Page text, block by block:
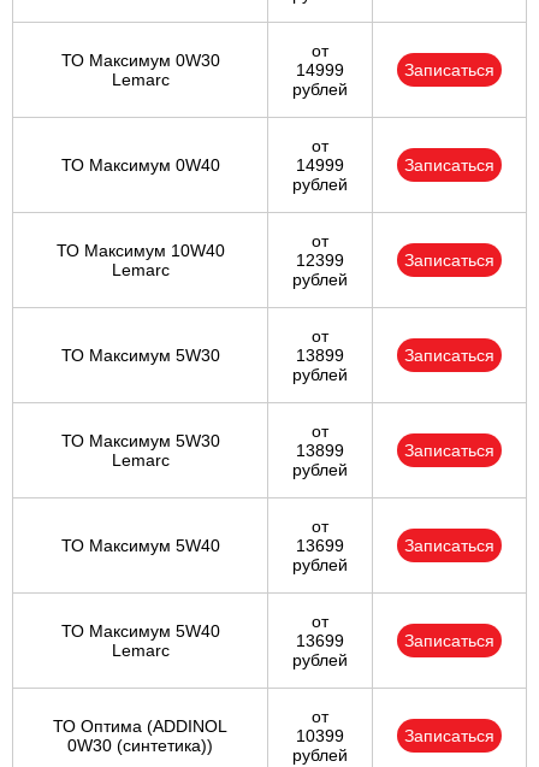
ТО Максимум 0W30
Lemarc
от
14999
рублей
Записаться
ТО Максимум 0W40
от
14999
рублей
Записаться
ТО Максимум 10W40
Lemarc
от
12399
рублей
Записаться
ТО Максимум 5W30
от
13899
рублей
Записаться
ТО Максимум 5W30
Lemarc
от
13899
рублей
Записаться
ТО Максимум 5W40
от
13699
рублей
Записаться
ТО Максимум 5W40
Lemarc
от
13699
рублей
Записаться
ТО Оптима (ADDINOL
0W30 (синтетика))
от
10399
рублей
Записаться